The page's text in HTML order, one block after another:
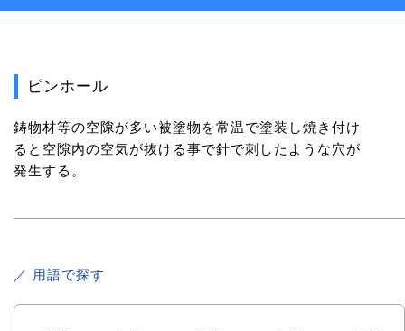
ピンホール
鋳物材等の空隙が多い被塗物を常温で塗装し焼き付け
ると空隙内の空気が抜ける事で針で刺したような穴が
発生する。
／ 用語で探す